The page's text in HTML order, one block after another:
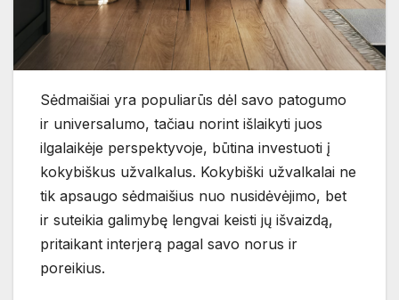
Sėdmaišiai yra populiarūs dėl savo patogumo
ir universalumo, tačiau norint išlaikyti juos
ilgalaikėje perspektyvoje, būtina investuoti į
kokybiškus užvalkalus. Kokybiški užvalkalai ne
tik apsaugo sėdmaišius nuo nusidėvėjimo, bet
ir suteikia galimybę lengvai keisti jų išvaizdą,
pritaikant interjerą pagal savo norus ir
poreikius.